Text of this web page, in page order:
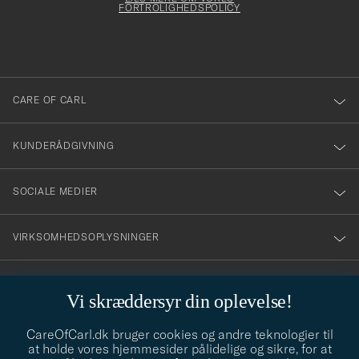
Vi skræddersyr din oplevelse!
CareOfCarl.dk bruger cookies og andre teknologier til
at holde vores hjemmesider pålidelige og sikre, for at
dig
till
vårt
nyhetsbrev!
FORTROLIGHEDSPOLICY
CARE OF CARL
KUNDERÅDGIVNING
SOCIALE MEDIER
VIRKSOMHEDSOPLYSNINGER
Behøver du hjælp til at finde din stil? Lad os hjælpe dig, vi hjælper
gerne til!